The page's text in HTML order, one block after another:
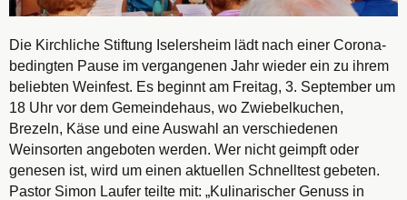
Die Kirchliche Stiftung Iselersheim lädt nach einer Corona-
bedingten Pause im vergangenen Jahr wieder ein zu ihrem
beliebten Weinfest. Es beginnt am Freitag, 3. September um
18 Uhr vor dem Gemeindehaus, wo Zwiebelkuchen,
Brezeln, Käse und eine Auswahl an verschiedenen
Weinsorten angeboten werden. Wer nicht geimpft oder
genesen ist, wird um einen aktuellen Schnelltest gebeten.
Pastor Simon Laufer teilte mit: „Kulinarischer Genuss in